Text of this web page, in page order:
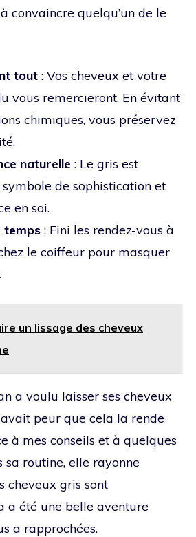
convaincre quelqu’un de le
tout : Vos cheveux et votre
vous remercieront. En évitant
chimiques, vous préservez
naturelle : Le gris est
de sophistication et
en soi.
temps : Fini les rendez-vous à
le coiffeur pour masquer
un lissage des cheveux
a voulu laisser ses cheveux
peur que cela la rende
à mes conseils et à quelques
sa routine, elle rayonne
cheveux gris sont
a été une belle aventure
a rapprochées.